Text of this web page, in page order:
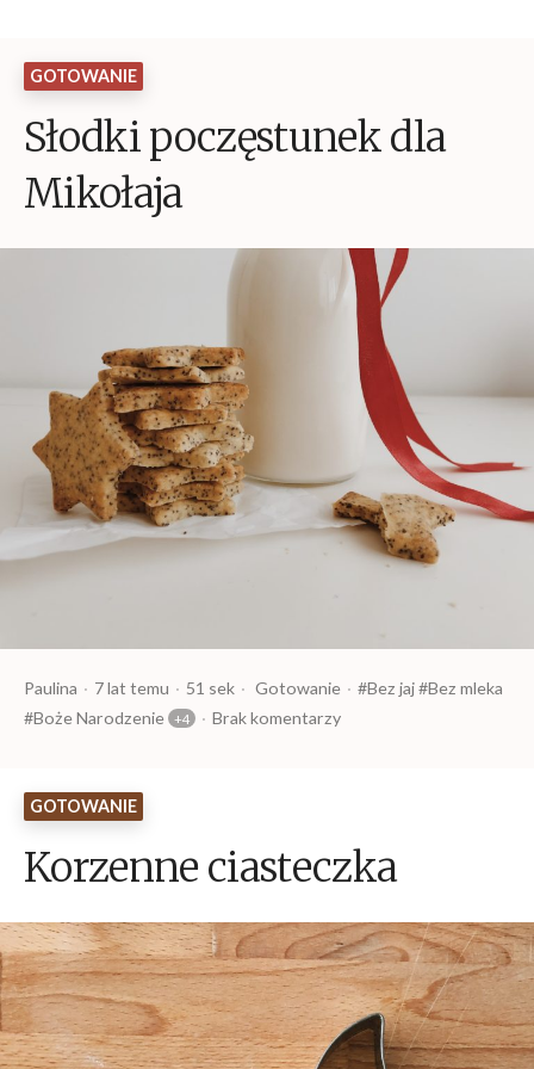
GOTOWANIE
Słodki poczęstunek dla
Mikołaja
Opublikowany
przez
Paulina 7 lat temu
Czas
czytania
51 sek
Opublikowany
w
Gotowanie Tagi:
Bez jaj
Bez mleka
Boże Narodzenie
Brak komentarzy
GOTOWANIE
Korzenne ciasteczka